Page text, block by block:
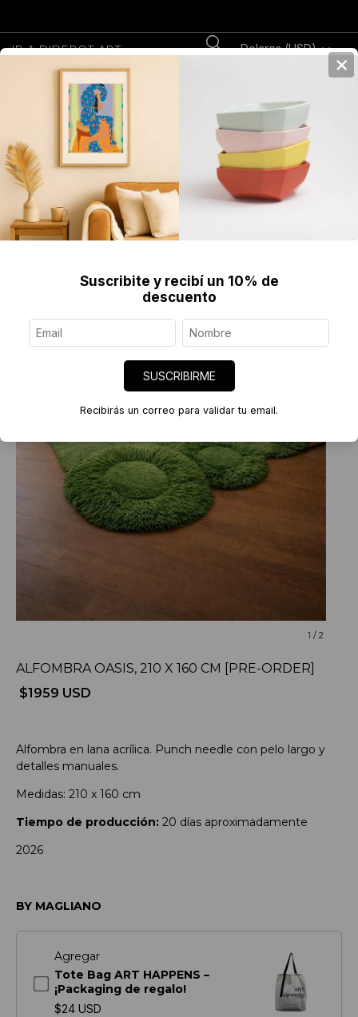
IR A DIDEROT.ART Dolares (USD)
Textil > Alfombras y Tapices
Alfombra Oasis, 210 x 160 cm
[PRE-ORDER]
1 /2
ALFOMBRA OASIS, 210 X 160 CM [PRE-ORDER]
$1959 USD
Alfombra en lana acrílica. Punch needle con pelo largo y
detalles manuales.
Medidas: 210 x 160 cm
Tiempo de producción: 20 días aproximadamente
2026
BY MAGLIANO
Agregar
Tote Bag ART HAPPENS –
¡Packaging de regalo!
$24 USD
×
Suscribite y recibí un 10% de
descuento
SUSCRIBIRME
Recibirás un correo para validar tu email.